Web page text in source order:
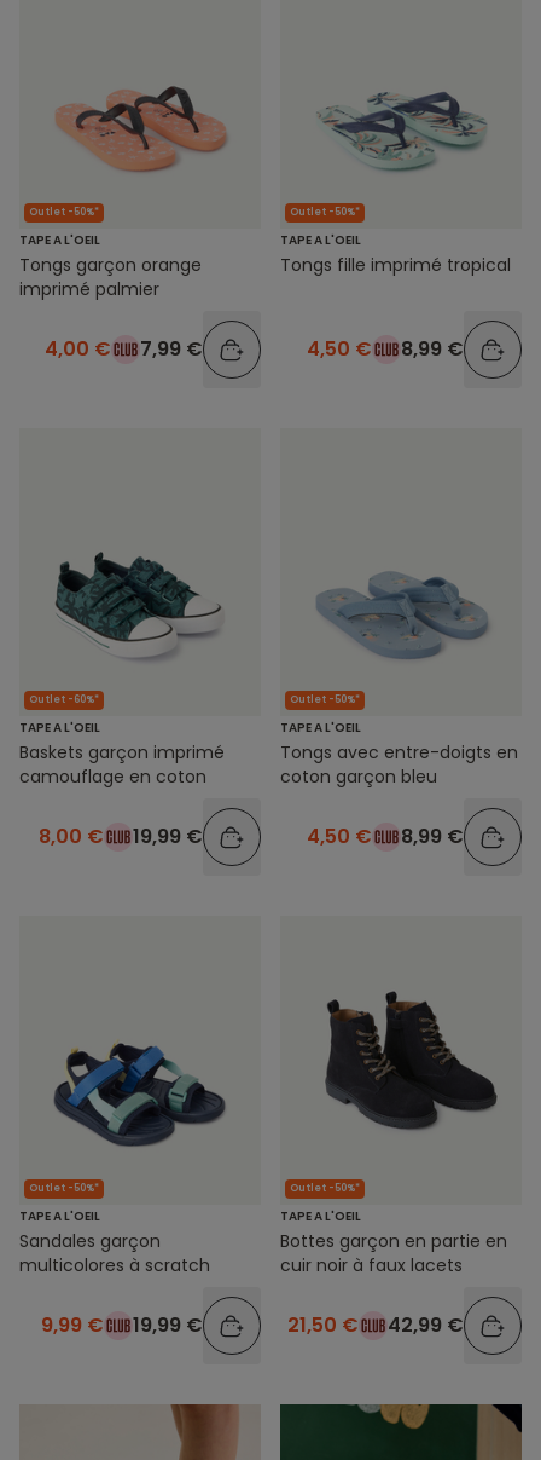
Outlet -50%*
TAPE A L'OEIL
Tongs garçon orange
imprimé palmier
4,00 € 7,99 €
Outlet -50%*
TAPE A L'OEIL
Tongs fille imprimé tropical
4,50 € 8,99 €
Outlet -60%*
TAPE A L'OEIL
Baskets garçon imprimé
camouflage en coton
8,00 € 19,99 €
Outlet -50%*
TAPE A L'OEIL
Tongs avec entre-doigts en
coton garçon bleu
4,50 € 8,99 €
Outlet -50%*
TAPE A L'OEIL
Sandales garçon
multicolores à scratch
9,99 € 19,99 €
Outlet -50%*
TAPE A L'OEIL
Bottes garçon en partie en
cuir noir à faux lacets
21,50 € 42,99 €